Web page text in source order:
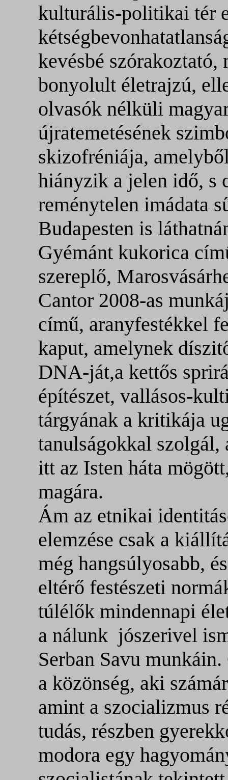
kulturális-politikai tér
kevésbé
bonyolult életrajzú,
olvasók nélküli
újratemetésének
skizofréniája,
hiányzik a jelen idő, s
reménytelen imádata
Budapesten is
Gyémánt kukorica
szereplő,
Cantor 2008-as
című, aranyfestékkel
kaput, amelynek
DNA-ját,a kettős
építészet, vallásos-
tárgyának a kritikája
tanulságokkal szolgál,
itt az Isten háta
magára.
Ám az etnikai
elemzése csak a
még hangsúlyosabb,
eltérő festészeti
túlélők mindennapi
a nálunk jószerivel
Serban Savu
a közönség, aki
amint a szocializmus
tudás, részben
modora egy